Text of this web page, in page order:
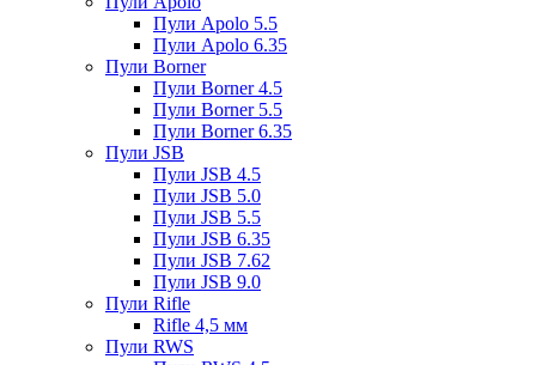
Пули Apolo 5.5
Пули Apolo 6.35
Пули Borner
Пули Borner 4.5
Пули Borner 5.5
Пули Borner 6.35
Пули JSB
Пули JSB 4.5
Пули JSB 5.0
Пули JSB 5.5
Пули JSB 6.35
Пули JSB 7.62
Пули JSB 9.0
Пули Rifle
Rifle 4,5 мм
Пули RWS